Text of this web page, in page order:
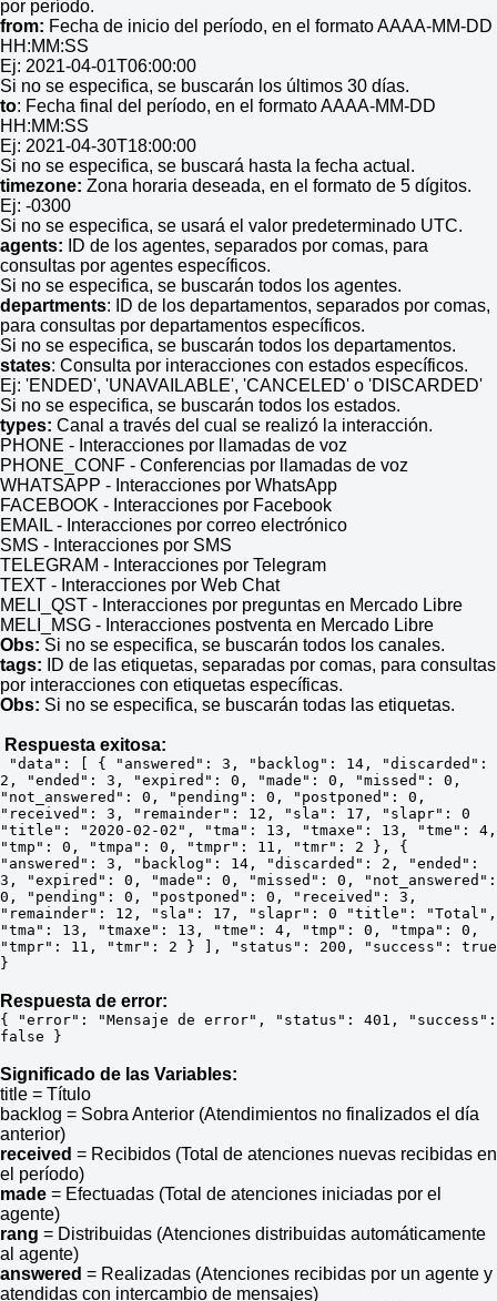
por período.
from: Fecha de inicio del período, en el formato AAAA-MM-DD
HH:MM:SS
Ej: 2021-04-01T06:00:00
Si no se especifica, se buscarán los últimos 30 días.
to: Fecha final del período, en el formato AAAA-MM-DD
HH:MM:SS
Ej: 2021-04-30T18:00:00
Si no se especifica, se buscará hasta la fecha actual.
timezone: Zona horaria deseada, en el formato de 5 dígitos.
Ej: -0300
Si no se especifica, se usará el valor predeterminado UTC.
agents:
ID de los agentes, separados por comas, para
consultas por agentes específicos.
Si no se especifica, se buscarán todos los agentes.
departments: ID de los departamentos, separados por comas,
para consultas por departamentos específicos.
Si no se especifica, se buscarán todos los departamentos.
states: Consulta por interacciones con estados específicos.
Ej: 'ENDED', 'UNAVAILABLE', 'CANCELED' o 'DISCARDED'
Si no se especifica, se buscarán todos los estados.
types: Canal a través del cual se realizó la interacción.
PHONE - Interacciones por llamadas de voz
PHONE_CONF - Conferencias por llamadas de voz
WHATSAPP - Interacciones por WhatsApp
FACEBOOK - Interacciones por Facebook
EMAIL - Interacciones por correo electrónico
SMS - Interacciones por SMS
TELEGRAM - Interacciones por Telegram
TEXT - Interacciones por Web Chat
MELI_QST - Interacciones por preguntas en Mercado Libre
MELI_MSG - Interacciones postventa en Mercado Libre
Obs: Si no se especifica, se buscarán todos los canales.
tags: ID de las etiquetas, separadas por comas, para consultas
por interacciones con etiquetas específicas.
Obs: Si no se especifica, se buscarán todas las etiquetas.
Respuesta exitosa:
2, "ended": 3, "expired": 0, "made": 0, "missed": 0,
"not_answered": 0, "pending": 0, "postponed": 0,
"received": 3, "remainder": 12, "sla": 17, "slapr": 0
"title": "2020-02-02", "tma": 13, "tmaxe": 13, "tme": 4,
"tmp": 0, "tmpa": 0, "tmpr": 11, "tmr": 2 }, {
"answered": 3, "backlog": 14, "discarded": 2, "ended":
3, "expired": 0, "made": 0, "missed": 0, "not_answered":
0, "pending": 0, "postponed": 0, "received": 3,
"remainder": 12, "sla": 17, "slapr": 0 "title": "Total",
"tma": 13, "tmaxe": 13, "tme": 4, "tmp": 0, "tmpa": 0,
"tmpr": 11, "tmr": 2 } ], "status": 200, "success": true
}
Respuesta de error:
{ "error": "Mensaje de error", "status": 401, "success":
false }
Significado de las Variables:
title = Título
backlog = Sobra Anterior (Atendimientos no finalizados el día
anterior)
received = Recibidos (Total de atenciones nuevas recibidas en
el período)
made = Efectuadas (Total de atenciones iniciadas por el
agente)
rang = Distribuidas (Atenciones distribuidas automáticamente
al agente)
answered = Realizadas (Atenciones recibidas por un agente y
atendidas con intercambio de mensajes)